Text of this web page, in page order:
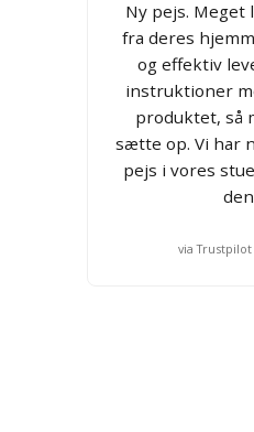
Ny pejs. Meget
fra deres
og effektiv
instruktioner
produktet, så
sætte op. Vi har
pejs i vores
via Trustpilot